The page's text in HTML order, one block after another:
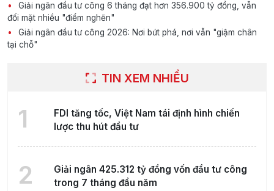
Giải ngân đầu tư công 6 tháng đạt hơn 356.900 tỷ đồng, vẫn
đối mặt nhiều "điểm nghẽn"
Giải ngân đầu tư công 2026: Nơi bứt phá, nơi vẫn "giậm chân
tại chỗ"
TIN XEM NHIỀU
1
FDI tăng tốc, Việt Nam tái định hình chiến
lược thu hút đầu tư
2
Giải ngân 425.312 tỷ đồng vốn đầu tư công
trong 7 tháng đầu năm